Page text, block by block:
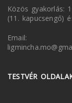
Közös gyakorlás:
(11. kapucsengő)
Email:
TESTVÉR